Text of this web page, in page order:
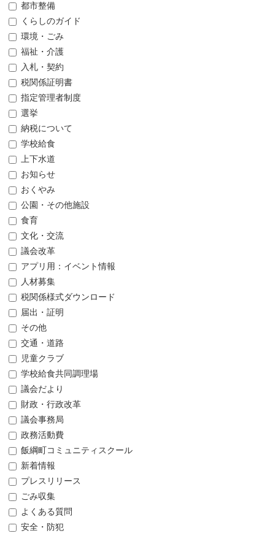
都市整備
くらしのガイド
環境・ごみ
福祉・介護
入札・契約
税関係証明書
指定管理者制度
選挙
納税について
学校給食
上下水道
お知らせ
おくやみ
公園・その他施設
食育
文化・交流
議会改革
アプリ用：イベント情報
人材募集
税関係様式ダウンロード
届出・証明
その他
交通・道路
児童クラブ
学校給食共同調理場
議会だより
財政・行政改革
議会事務局
政務活動費
飯綱町コミュニティスクール
新着情報
プレスリリース
ごみ収集
よくある質問
安全・防犯